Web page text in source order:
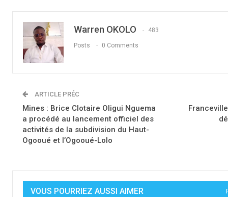
Warren OKOLO 483
Posts 0 Comments
ARTICLE PRÉC
Mines : Brice Clotaire Oligui Nguema
a procédé au lancement officiel des
activités de la subdivision du Haut-
Ogooué et l’Ogooué-Lolo
VOUS POURRIEZ AUSSI AIMER